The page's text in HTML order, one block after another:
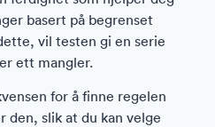
basert på begrenset
vil testen gi en serie
ett mangler.
for å finne regelen
den, slik at du kan velge